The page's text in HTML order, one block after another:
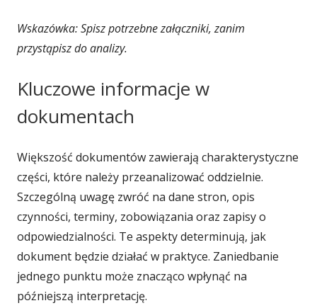
Wskazówka: Spisz potrzebne załączniki, zanim
przystąpisz do analizy.
Kluczowe informacje w
dokumentach
Większość dokumentów zawierają charakterystyczne
części, które należy przeanalizować oddzielnie.
Szczególną uwagę zwróć na dane stron, opis
czynności, terminy, zobowiązania oraz zapisy o
odpowiedzialności. Te aspekty determinują, jak
dokument będzie działać w praktyce. Zaniedbanie
jednego punktu może znacząco wpłynąć na
późniejszą interpretację.